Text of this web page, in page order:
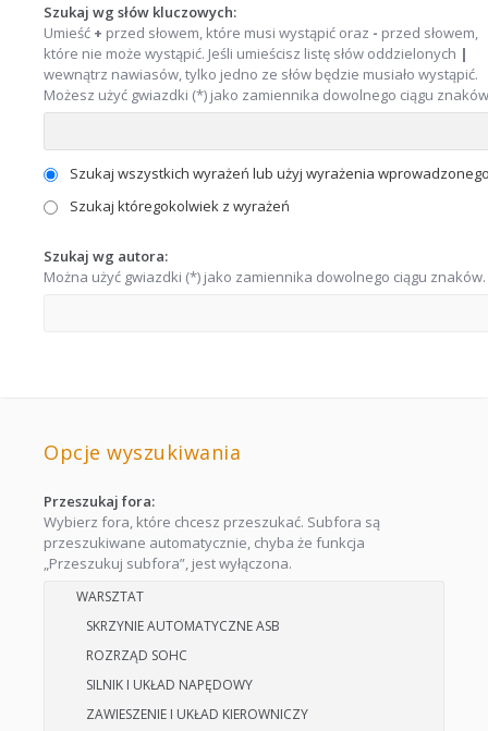
Szukaj wg słów kluczowych:
Umieść + przed słowem, które musi wystąpić oraz - przed słowem,
które nie może wystąpić. Jeśli umieścisz listę słów oddzielonych |
wewnątrz nawiasów, tylko jedno ze słów będzie musiało wystąpić.
Możesz użyć gwiazdki (*) jako zamiennika dowolnego ciągu
Szukaj wszystkich wyrażeń lub użyj wyrażenia
Szukaj któregokolwiek z wyrażeń
Szukaj wg autora:
Można użyć gwiazdki (*) jako zamiennika dowolnego ciągu znaków.
Opcje wyszukiwania
Przeszukaj fora:
Wybierz fora, które chcesz przeszukać. Subfora są
przeszukiwane automatycznie, chyba że funkcja
„Przeszukuj subfora”, jest wyłączona.